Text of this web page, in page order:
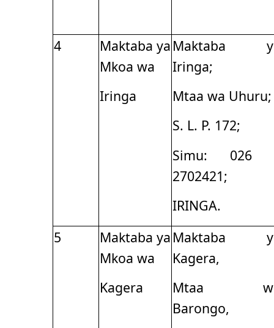
4
Maktaba ya
Mkoa wa
Iringa
Maktaba
Iringa;
Mtaa wa Uhuru;
S. L. P. 172;
Simu: 026
2702421;
IRINGA.
5
Maktaba ya
Mkoa wa
Kagera
Maktaba
Kagera,
Mtaa
Barongo,